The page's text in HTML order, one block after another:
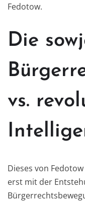
Fedotow.
Die
vs.
Dieses von
erst mit der